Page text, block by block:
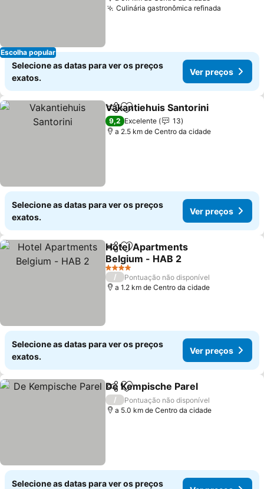
Escolha popular
Culinária gastronômica refinada
Selecione as datas para ver os preços
exatos.
Ver preços
PartilharAdicionar aos favoritos
Vakantiehuis Santorini
9,2 Excelente
13
a 2.5 km de Centro da cidade
Selecione as datas para ver os preços
exatos.
Ver preços
PartilharAdicionar aos favoritos
Hotel Apartments
Belgium - HAB 2
4 Estrelas
/
Pontuação não disponível
a 1.2 km de Centro da cidade
Selecione as datas para ver os preços
exatos.
Ver preços
PartilharAdicionar aos favoritos
De Kempische Parel
/
Pontuação não disponível
a 5.0 km de Centro da cidade
Selecione as datas para ver os preços